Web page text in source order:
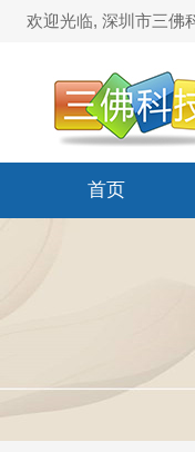
欢迎光临, 深圳市三佛
首页